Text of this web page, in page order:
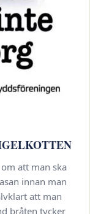
att man ska
innan man
att man
bråten tycker